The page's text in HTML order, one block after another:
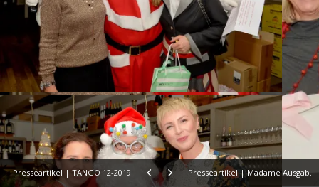
Presseartikel | TANGO 12-2019 Presseartikel | Madame Ausgabe 1219